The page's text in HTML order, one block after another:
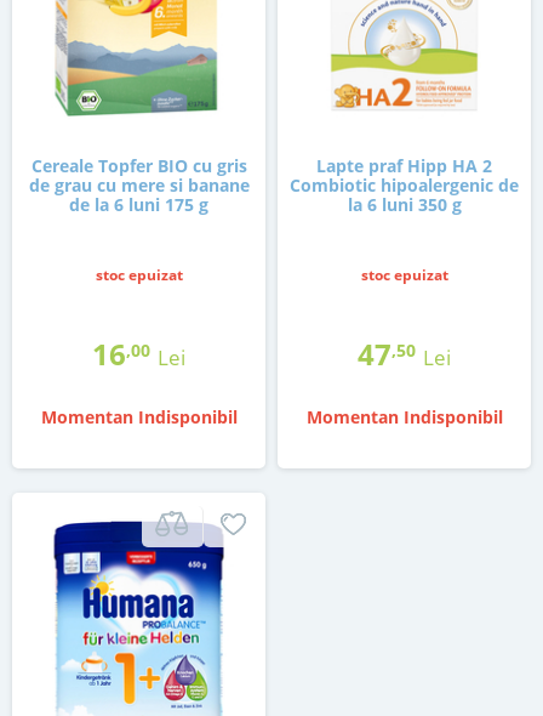
Cereale Topfer BIO cu gris
de grau cu mere si banane
de la 6 luni 175 g
stoc epuizat
16,00 Lei
Momentan Indisponibil
Lapte praf Hipp HA 2
Combiotic hipoalergenic de
la 6 luni 350 g
stoc epuizat
47,50 Lei
Momentan Indisponibil